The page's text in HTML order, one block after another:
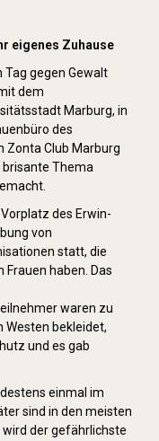
eigenes Zuhause
Tag gegen Gewalt
dem
Marburg, in
des
Zonta Club Marburg
Thema
des Erwin-
von
statt, die
Frauen haben. Das
waren zu
bekleidet,
und es gab
einmal im
sind in den meisten
wird der gefährlichste